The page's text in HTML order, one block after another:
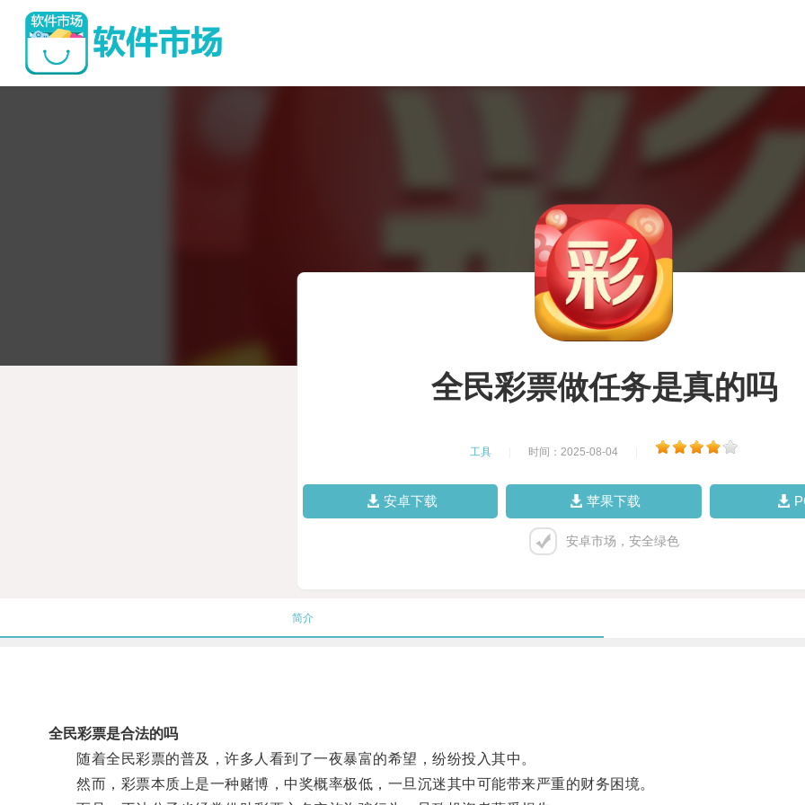
全民彩票做任务是真的吗
工具 时间：2025-08-04
安卓下载 苹果下载
安卓市场，安全绿色
简介
全民彩票是合法的吗
随着全民彩票的普及，许多人看到了一夜暴富的希望，纷纷投入其中。
然而，彩票本质上是一种赌博，中奖概率极低，一旦沉迷其中可能带来严重的财务困境。